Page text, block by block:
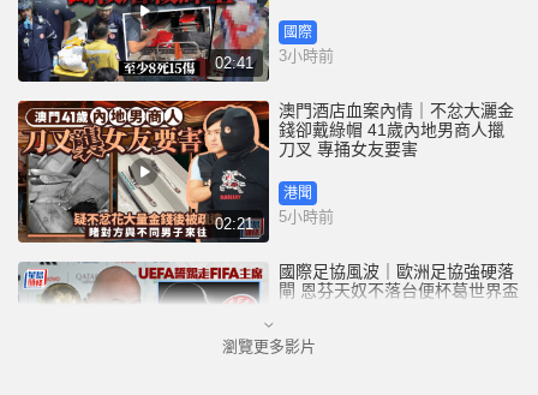
02:41
國際
3小時前
02:21
澳門酒店血案內情｜不忿大灑金
錢卻戴綠帽 41歲內地男商人擸
刀叉 專捅女友要害
港聞
5小時前
國際足協風波｜歐洲足協強硬落
閘 恩芬天奴不落台便杯葛世界盃
體育
瀏覽更多影片